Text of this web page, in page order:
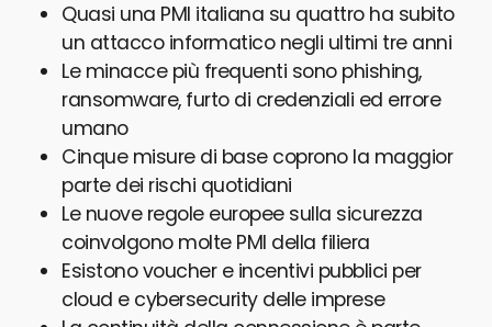
Quasi una PMI italiana su quattro ha subito
un attacco informatico negli ultimi tre anni
Le minacce più frequenti sono phishing,
ransomware, furto di credenziali ed errore
umano
Cinque misure di base coprono la maggior
parte dei rischi quotidiani
Le nuove regole europee sulla sicurezza
coinvolgono molte PMI della filiera
Esistono voucher e incentivi pubblici per
cloud e cybersecurity delle imprese